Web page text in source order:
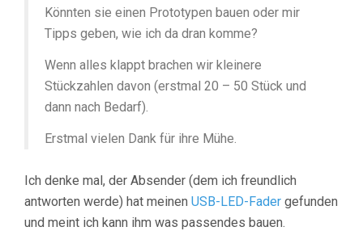
Könnten sie einen Prototypen bauen oder mir
Tipps geben, wie ich da dran komme?
Wenn alles klappt brachen wir kleinere
Stückzahlen davon (erstmal 20 – 50 Stück und
dann nach Bedarf).
Erstmal vielen Dank für ihre Mühe.
Ich denke mal, der Absender (dem ich freundlich
antworten werde) hat meinen USB-LED-Fader gefunden
und meint ich kann ihm was passendes bauen.